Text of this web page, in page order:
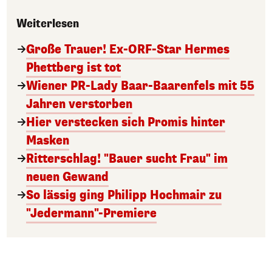
Weiterlesen
Große Trauer! Ex-ORF-Star Hermes
Phettberg ist tot
Wiener PR-Lady Baar-Baarenfels mit 55
Jahren verstorben
Hier verstecken sich Promis hinter
Masken
Ritterschlag! "Bauer sucht Frau" im
neuen Gewand
So lässig ging Philipp Hochmair zu
"Jedermann"-Premiere